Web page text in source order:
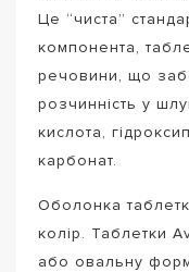
Це “чиста”
компонента,
речовини, що
розчинність у
кислота,
карбонат.
Оболонка
колір. Таблетки
або овальну